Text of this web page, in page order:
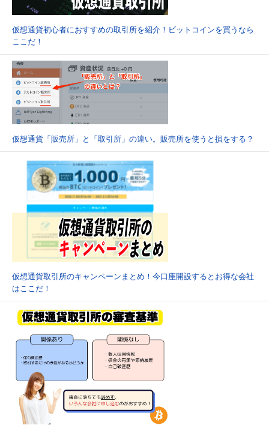
仮想通貨初心者におすすめの取引所を紹介！ビットコインを買うなら
ここだ！
仮想通貨「販売所」と「取引所」の違い。販売所を使うと損をする？
仮想通貨取引所のキャンペーンまとめ！今口座開設するとお得な会社
はここだ！